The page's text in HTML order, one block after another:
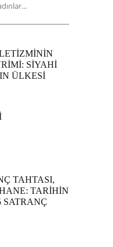
SİYAHİ
ÜLKESİ
TAHTASI,
TARİHİN
SATRANÇ